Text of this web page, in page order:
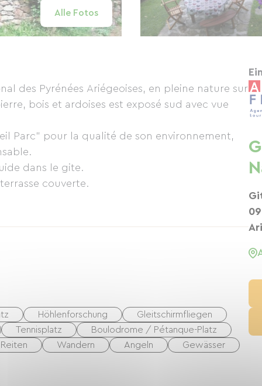
Alle Fotos
des Pyrénées Ariégeoises, en pleine nature sur
dans le gite.
couverte.
Höhlenforschung
Gleitschirmfliegen
Tennisplatz
Boulodrome / Pétanque-Platz
Reiten Wandern Angeln
Gewässer